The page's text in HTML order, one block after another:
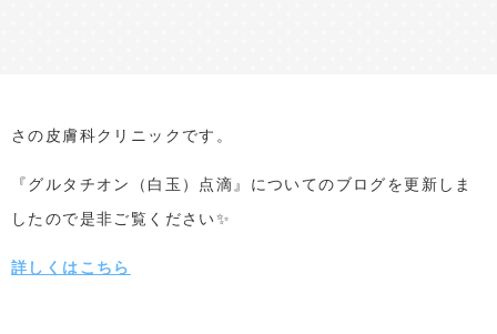
さの皮膚科クリニックです。
『 グルタチオン（白玉）点滴 』についてのブログを更新しま
したので是非ご覧ください✨
詳しくはこちら